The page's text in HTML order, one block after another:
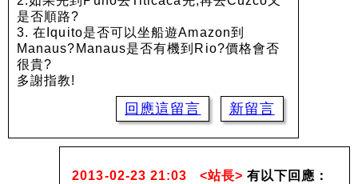
是否順路?
3. 在Iquito是否可以坐船遊Amazon到
Manaus?Manaus是否有機到Rio?價格會否
很貴?
多謝指教!
回應這留言 新留言
2013-02-23 21:03 <站長> 有以下回應：